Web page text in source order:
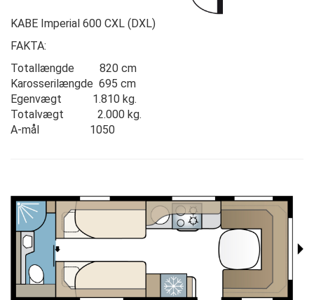
KABE Imperial 600 CXL (DXL)
FAKTA:
Totallængde 820 cm
Karosserilængde 695 cm
Egenvægt 1.810 kg.
Totalvægt 2.000 kg.
A-mål 1050